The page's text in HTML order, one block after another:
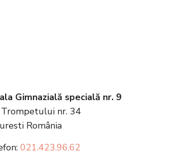
Gimnazială specială nr. 9
nr. 34
România
021.423.96.62